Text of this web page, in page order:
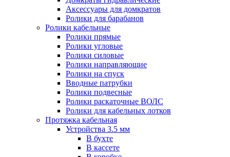
Аксессуары для домкратов
Ролики для барабанов
Ролики кабельные
Ролики прямые
Ролики угловые
Ролики силовые
Ролики направляющие
Ролики на спуск
Вводные патрубки
Ролики подвесные
Ролики раскаточные ВОЛС
Ролики для кабельных лотков
Протяжка кабельная
Устройства 3.5 мм
В бухте
В кассете